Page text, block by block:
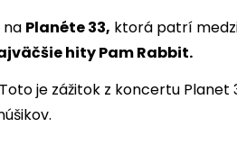
na Planéte 33, ktorá patrí
hity Pam Rabbit.
Toto je zážitok z koncertu Planet